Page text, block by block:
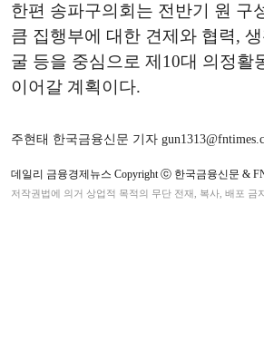
한편 송파구의회는 전반기 원 구
큼 집행부에 대한 견제와 협력,
굴 등을 중심으로 제10대 의정활
이어갈 계획이다.
주현태 한국금융신문 기자
데일리 금융경제뉴스 Copyright ⓒ 한국금융신문 &
저작권법에 의거 상업적 목적의 무단 전재, 복사, 배포 금